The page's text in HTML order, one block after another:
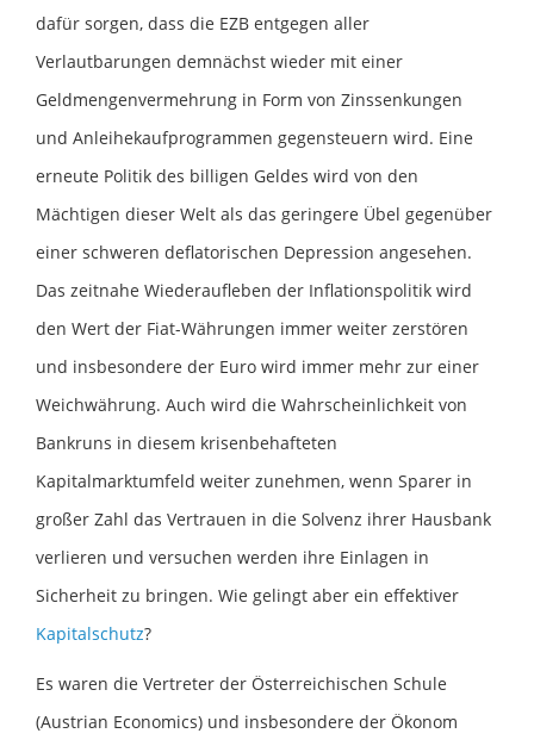
dafür sorgen, dass die EZB entgegen aller
Verlautbarungen demnächst wieder mit einer
Geldmengenvermehrung in Form von Zinssenkungen
und Anleihekaufprogrammen gegensteuern wird. Eine
erneute Politik des billigen Geldes wird von den
Mächtigen dieser Welt als das geringere Übel gegenüber
einer schweren deflatorischen Depression angesehen.
Das zeitnahe Wiederaufleben der Inflationspolitik wird
den Wert der Fiat-Währungen immer weiter zerstören
und insbesondere der Euro wird immer mehr zur einer
Weichwährung. Auch wird die Wahrscheinlichkeit von
Bankruns in diesem krisenbehafteten
Kapitalmarktumfeld weiter zunehmen, wenn Sparer in
großer Zahl das Vertrauen in die Solvenz ihrer Hausbank
verlieren und versuchen werden ihre Einlagen in
Sicherheit zu bringen. Wie gelingt aber ein effektiver
Kapitalschutz?
Es waren die Vertreter der Österreichischen Schule
(Austrian Economics) und insbesondere der Ökonom